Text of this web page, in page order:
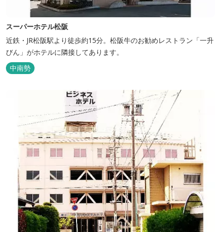
スーパーホテル松阪
近鉄・JR松阪駅より徒歩約15分。松阪牛のお勧めレストラン「一升
びん」がホテルに隣接してあります。
中南勢